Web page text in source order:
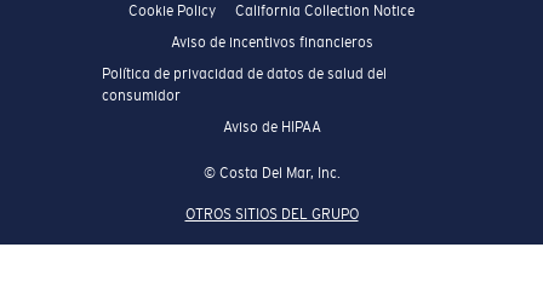
Cookie Policy
California Collection Notice
Aviso de incentivos financieros
Política de privacidad de datos de salud del
consumidor
Aviso de HIPAA
© Costa Del Mar, Inc.
OTROS SITIOS DEL GRUPO